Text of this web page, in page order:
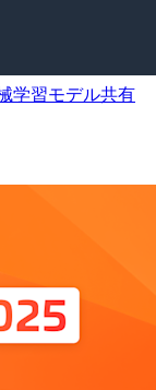
学習モデル共有